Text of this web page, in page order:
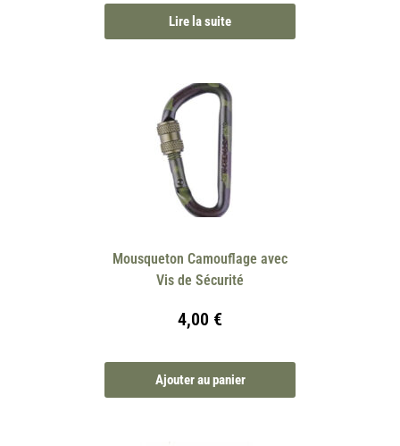
Lire la suite
Mousqueton Camouflage avec
Vis de Sécurité
4,00 €
Ajouter au panier